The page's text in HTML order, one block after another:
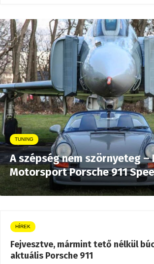
TUNING
A szépség nem szörnyeteg –
Motorsport Porsche 911
HÍREK
Fejvesztve, mármint tető nélkül
aktuális Porsche 911